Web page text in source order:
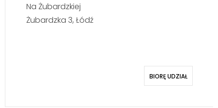
Na Żubardzkiej
Żubardzka 3, Łódź
BIORĘ UDZIAŁ